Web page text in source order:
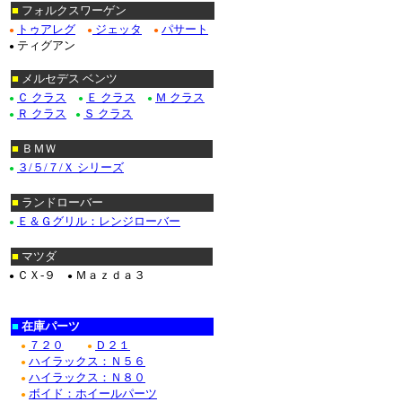
■ フォルクスワーゲン
● トゥアレグ ● ジェッタ ● パサート
● ティグアン
■ メルセデス ベンツ
● Ｃ クラス ● Ｅ クラス ● Ｍ クラス
● Ｒ クラス ● Ｓ クラス
■ ＢＭＷ
● ３/５/７/Ｘ シリーズ
■ ランドローバー
● Ｅ＆Ｇグリル：レンジローバー
■ マツダ
● ＣＸ-９ ● Ｍａｚｄａ３
■ 在庫パーツ
● ７２０ ● Ｄ２１
● ハイラックス：Ｎ５６
● ハイラックス：Ｎ８０
● ボイド：ホイールパーツ